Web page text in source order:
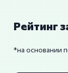
Рейтинг
*на основании